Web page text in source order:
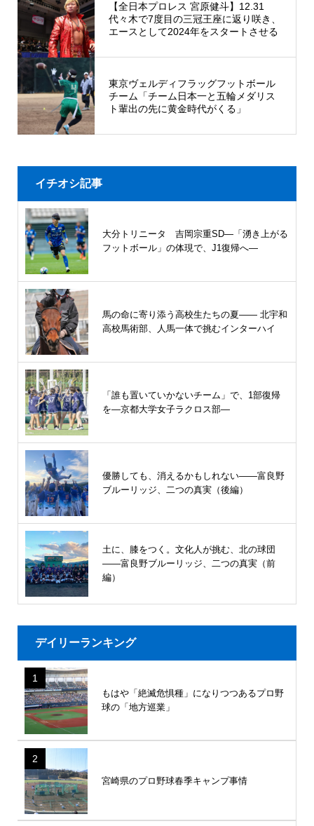
【全日本プロレス 宮原健斗】12.31
代々木で7度目の三冠王座に返り咲き、
エースとして2024年をスタートさせる
東京ヴェルディフラッグフットボール
チーム「チーム日本一と五輪メダリス
ト輩出の先に黄金時代がくる」
イチオシ記事
大分トリニータ 吉岡宗重SD―「湧き上がる
フットボール」の体現で、J1復帰へ―
馬の命に寄り添う高校生たちの夏—— 北宇和
高校馬術部、人馬一体で挑むインターハイ
「誰も置いていかないチーム」で、1部復帰
を―京都大学女子ラクロス部―
優勝しても、消えるかもしれない――富良野
ブルーリッジ、二つの真実（後編）
土に、膝をつく。文化人が挑む、北の球団
――富良野ブルーリッジ、二つの真実（前
編）
デイリーランキング
1
もはや「絶滅危惧種」になりつつあるプロ野
球の「地方巡業」
2
宮崎県のプロ野球春季キャンプ事情